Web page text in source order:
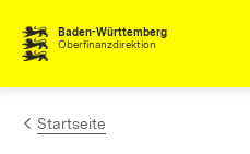
Zum Inhalt springen
Baden-Württemberg
Oberfinanzdirektion
Startseite